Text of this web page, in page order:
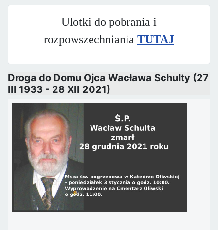
Ulotki do pobrania i
rozpowszechniania TUTAJ
Droga do Domu Ojca Wacława Schulty (27
III 1933 - 28 XII 2021)